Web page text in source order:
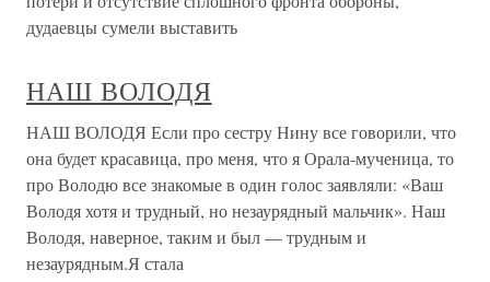
дудаевцы сумели выставить
НАШ ВОЛОДЯ
НАШ ВОЛОДЯ Если про сестру Нину все говорили, что
она будет красавица, про меня, что я Орала-мученица, то
про Володю все знакомые в один голос заявляли: «Ваш
Володя хотя и трудный, но незаурядный мальчик». Наш
Володя, наверное, таким и был — трудным и
незаурядным.Я стала